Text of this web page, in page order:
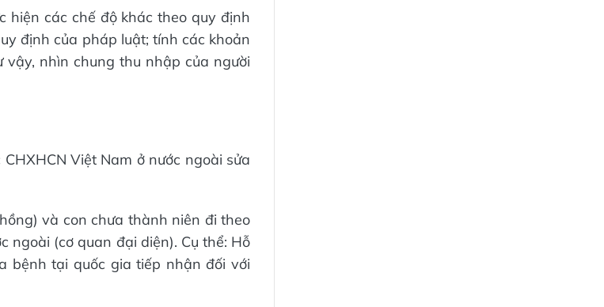
hiện các chế độ khác theo quy định
định của pháp luật; tính các khoản
vậy, nhìn chung thu nhập của người
Việt Nam ở nước ngoài sửa
và con chưa thành niên đi theo
ngoài (cơ quan đại diện). Cụ thể: Hỗ
bệnh tại quốc gia tiếp nhận đối với